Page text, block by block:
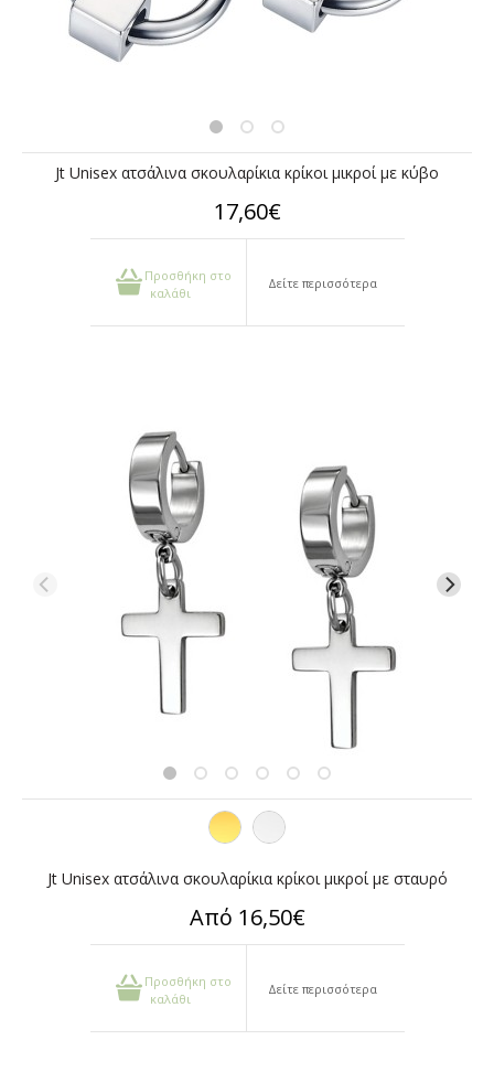
Jt Unisex ατσάλινα σκουλαρίκια κρίκοι μικροί με κύβο
17,60€
Προσθήκη στο
καλάθι
Δείτε περισσότερα
Jt Unisex ατσάλινα σκουλαρίκια κρίκοι μικροί με σταυρό
Από 16,50€
Προσθήκη στο
καλάθι
Δείτε περισσότερα